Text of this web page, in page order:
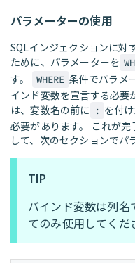
パラメーターの使用
SQLインジェクションに対
ために、パラメーターを
す。
WHERE 条件でパラメ
インド変数を宣言する必要
は、変数名の前に
: を付
必要があります。 これが
して、次のセクションでパ
TIP
バインド変数は列名
てのみ使用してくだ